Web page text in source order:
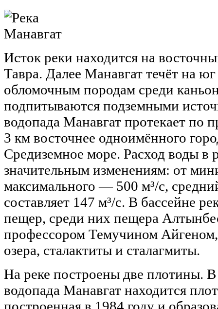
Исток реки находится на
Тавра. Далее Манавгат течёт на
обломочным породам среди
подпитываются подземными
водопада Манавгат протекает по
3 км восточнее одноимённого
Средиземное море. Расход воды в
значительным изменениям: от
максимального — 500 м³/с,
составляет 147 м³/с. В бассейне
пещер, среди них пещера
профессором Темучином
озера, сталактиты и сталагмиты.
На реке построены две плотины. В
водопада Манавгат находится